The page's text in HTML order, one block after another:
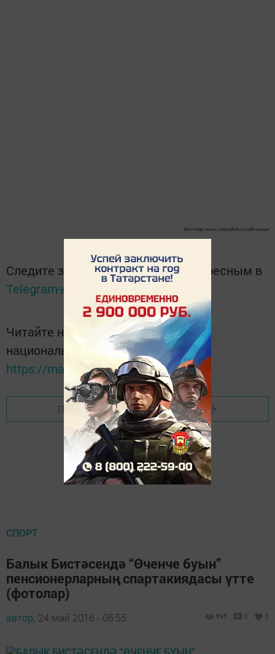
Фотолар www.culturefish.ru сайтыннан
Следите за самым важным и интересным в
Telegram-канале
Татмедиа
Читайте новости Татарстана в
национальном мессенджере MАХ:
https://max.ru/tatmedia
Перейти на страницу новости
СПОРТ
Балык Бистәсендә “Өченче буын”
пенсионерларның спартакиядасы үтте
(фотолар)
автор, 24 май 2016 - 06:55 695 0 0